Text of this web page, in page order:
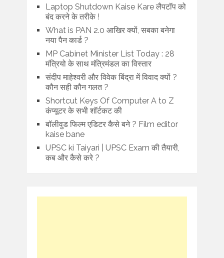
Laptop Shutdown Kaise Kare लैपटॉप को
बंद करने के तरीके !
What is PAN 2.0 आखिर क्यों, सबका बनेगा
नया पैन कार्ड ?
MP Cabinet Minister List Today : 28
मंत्रियो के साथ मंत्रिमंडल का विस्तार
संदीप माहेश्वरी और विवेक बिंद्रा में विवाद क्यों ?
कौन सही कौन गलत ?
Shortcut Keys Of Computer A to Z
कंप्यूटर के सभी शॉर्टकट की
बॉलीवुड फिल्म एडिटर कैसे बने ? Film editor
kaise bane
UPSC ki Taiyari | UPSC Exam की तैयारी,
कब और कैसे करे ?